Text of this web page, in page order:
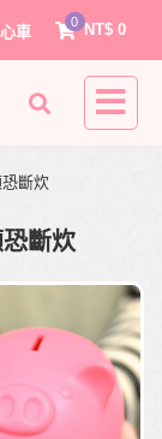
車
0
NT$ 0
0
斷炊
斷炊